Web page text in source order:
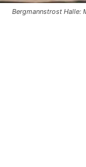
Bergmannstrost Halle: